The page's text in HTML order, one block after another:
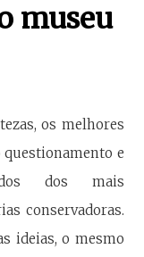
museu
os melhores
e
dos mais
conservadoras.
ideias, o mesmo